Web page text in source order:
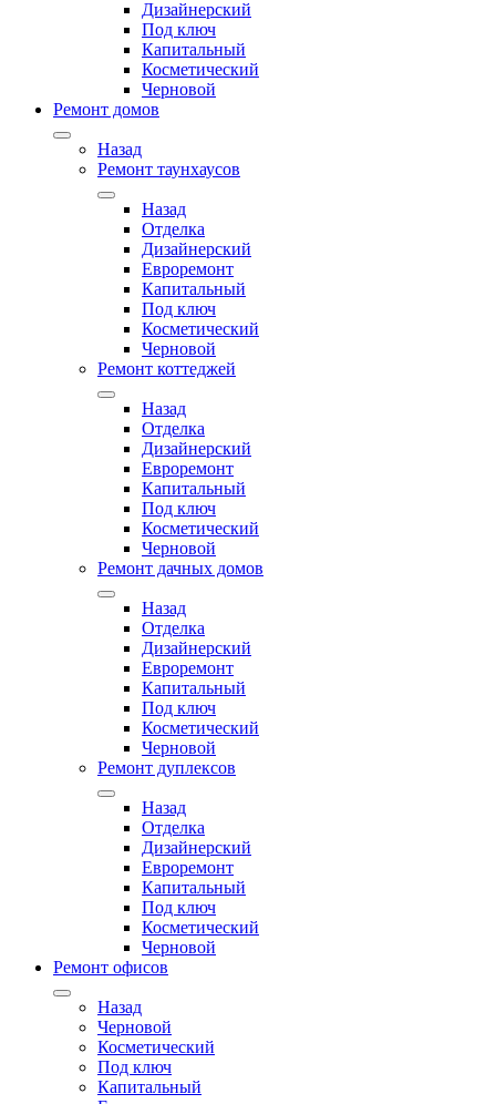
Дизайнерский
Под ключ
Капитальный
Косметический
Черновой
Ремонт домов
Назад
Ремонт таунхаусов
Назад
Отделка
Дизайнерский
Евроремонт
Капитальный
Под ключ
Косметический
Черновой
Ремонт коттеджей
Назад
Отделка
Дизайнерский
Евроремонт
Капитальный
Под ключ
Косметический
Черновой
Ремонт дачных домов
Назад
Отделка
Дизайнерский
Евроремонт
Капитальный
Под ключ
Косметический
Черновой
Ремонт дуплексов
Назад
Отделка
Дизайнерский
Евроремонт
Капитальный
Под ключ
Косметический
Черновой
Ремонт офисов
Назад
Черновой
Косметический
Под ключ
Капитальный